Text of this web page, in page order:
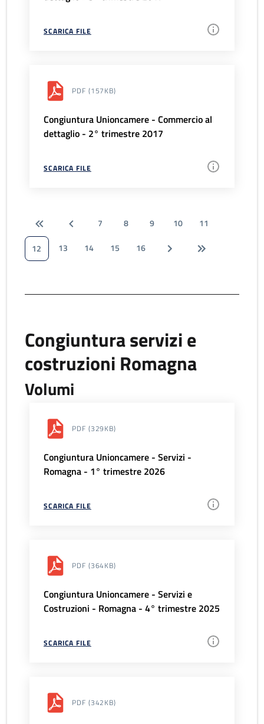
SCARICA FILE
PDF (157KB)
Congiuntura Unioncamere - Commercio al
dettaglio - 2° trimestre 2017
SCARICA FILE
7 8 9 10
11
12
13 14 15 16
Congiuntura servizi e
costruzioni Romagna
Volumi
PDF (329KB)
Congiuntura Unioncamere - Servizi -
Romagna - 1° trimestre 2026
SCARICA FILE
PDF (364KB)
Congiuntura Unioncamere - Servizi e
Costruzioni - Romagna - 4° trimestre 2025
SCARICA FILE
PDF (342KB)